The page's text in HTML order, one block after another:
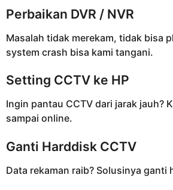
Perbaikan DVR / NVR
Masalah tidak merekam, tidak bisa
system crash bisa kami tangani.
Setting CCTV ke HP
Ingin pantau CCTV dari jarak jauh?
sampai online.
Ganti Harddisk CCTV
Data rekaman raib? Solusinya ganti